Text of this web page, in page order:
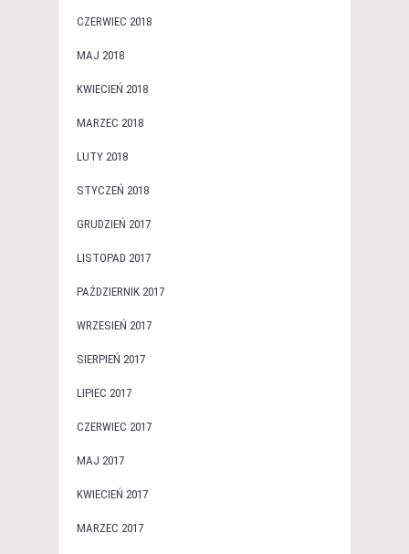
CZERWIEC 2018
MAJ 2018
KWIECIEŃ 2018
MARZEC 2018
LUTY 2018
STYCZEŃ 2018
GRUDZIEŃ 2017
LISTOPAD 2017
PAŹDZIERNIK 2017
WRZESIEŃ 2017
SIERPIEŃ 2017
LIPIEC 2017
CZERWIEC 2017
MAJ 2017
KWIECIEŃ 2017
MARZEC 2017